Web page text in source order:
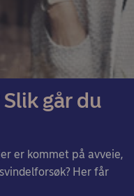
går du
er kommet på avveie,
Her får